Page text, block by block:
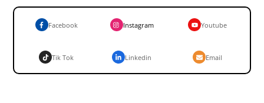
Facebook Instagram Youtube
Tik Tok Linkedin Email